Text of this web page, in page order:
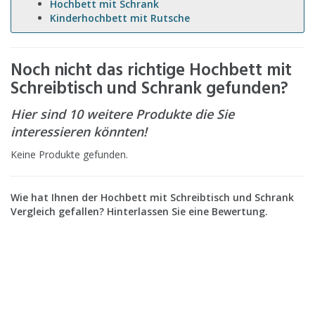
Hochbett mit Schrank
Kinderhochbett mit Rutsche
Noch nicht das richtige Hochbett mit
Schreibtisch und Schrank gefunden?
Hier sind 10 weitere Produkte die Sie
interessieren könnten!
Keine Produkte gefunden.
Wie hat Ihnen der Hochbett mit Schreibtisch und Schrank
Vergleich gefallen? Hinterlassen Sie eine Bewertung.